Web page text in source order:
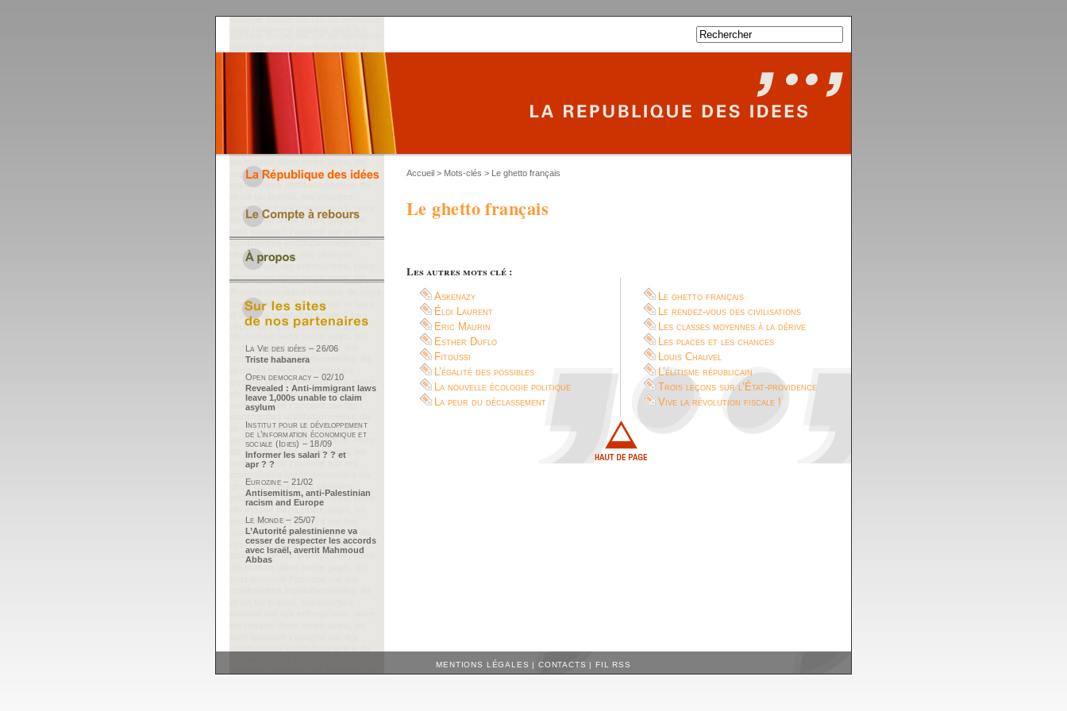
Accueil > Mots-clés > Le ghetto français
Le ghetto français
Les autres mots clé :
Askenazy
Éloi Laurent
Eric Maurin
Esther Duflo
Fitoussi
L’égalité des possibles
La nouvelle écologie politique
La peur du déclassement
Le ghetto français
Le rendez-vous des civilisations
Les classes moyennes à la dérive
Les places et les chances
Louis Chauvel
L’élitisme républicain
Trois leçons sur l’État-providence
Vive la révolution fiscale !
La Vie des idées – 26/06
Triste habanera
Open democracy – 02/10
Revealed : Anti-immigrant laws
leave 1,000s unable to claim
asylum
Institut pour le développement
de l’information économique et
sociale (Idies) – 18/09
Informer les salari ? ? et
apr ? ?
Eurozine – 21/02
Antisemitism, anti-Palestinian
racism and Europe
Le Monde – 25/07
L’Autorité palestinienne va
cesser de respecter les accords
avec Israël, avertit Mahmoud
Abbas
MENTIONS LÉGALES | CONTACTS | FIL RSS